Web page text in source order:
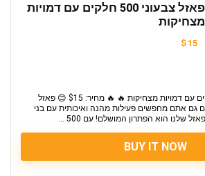
פאזל צבעוני 500 חלקים עם דמויות
מצחיקות
$15
🔥 פאזל צבעוני 500 חלקים עם דמויות מצחיקות 🔥 🔥 מחיר: $15 😊 פאזל
ומצחיק 500 חלקים גם אתם מחפשים פעילות מהנה ואיכותית עם בני
שלנו הוא הפתרון המושלם! עם 500 ...
BUY IT NOW